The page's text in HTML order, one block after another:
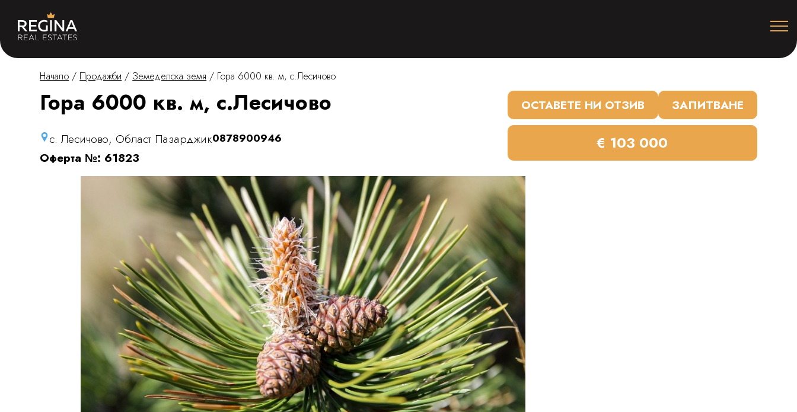
Начало / Продажби / Земеделска земя / Гора 6000 кв. м, с.Лесичово
Гора 6000 кв. м, с.Лесичово
с. Лесичово, Област Пазарджик0878900946
Оферта №: 61823
ОСТАВЕТЕ НИ ОТЗИВ ЗАПИТВАНЕ
€ 103 000